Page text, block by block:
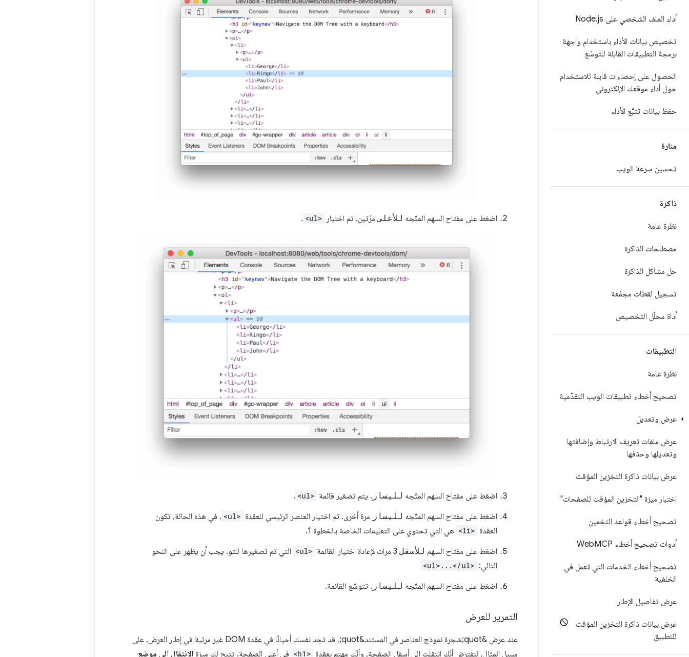
أداء الملف الشخصي على Node .js
تخصيص بيانات الأداء باستخدام واجهة
برمجة التطبيقات القابلة للتوسّع
الحصول على إحصاءات قابلة للاستخدام
حول أداء موقعك الإلكتروني
حفظ بيانات تتبُّع الأداء
منارة
تحسين سرعة الويب
ذاكرة
نظرة عامة
مصطلحات الذاكرة
حل مشاكل الذاكرة
تسجيل لقطات مجمّعة
أداة محلّل التخصيص
التطبيقات
نظرة عامة
تصحيح أخطاء تطبيقات الويب التقدّمية
عرض وتعديل
عرض ملفات تعريف الارتباط وإضافتها
وتعديلها وحذفها
عرض بيانات ذاكرة التخزين المؤقت
اختبار ميزة "التخزين المؤقت للصفحات"
تصحيح أخطاء قواعد التخمين
أدوات تصحيح أخطاء Web MCP
تصحيح أخطاء الخدمات التي تعمل في
الخلفية
عرض تفاصيل الإطار
عرض بيانات ذاكرة التخزين المؤقت
للتطبيق
اضغط على مفتاح السهم المتّجه للأعلىمرّتين. تم اختيار <ul>
.
اضغط على مفتاح السهم المتّجه لليسار . يتم تصغير قائمة <ul>
.
اضغط على مفتاح السهم المتّجه لليسار مرة أخرى. تم اختيار العنصر الرئيسي للعقدة <ul> . في هذه الحالة، تكون
العقدة <li> هي التي تحتوي على التعليمات الخاصة بالخطوة 1.
اضغط على مفتاح السهم للأسفل <ul> التي تم تصغيرها للتو. يجب أن يظهر على النحو
التالي: <ul>...</ul>
اضغط على مفتاح السهم المتّجه لليسار . تتوسّع القائمة.
التمرير للعرض
عند عرض &quot;شجرة نموذج العناصر في المستند&quot;، قد تجد نفسك أحيانًا في عقدة DOM غير مرئية في إطار العرض. على
سبيل المثال، لنفترض أنّك انتقلت إلى أسفل الصفحة، وأنّك مهتم بعقدة <h1> في أعلى الصفحة. تتيح لك ميزة الانتقال إلى موضع